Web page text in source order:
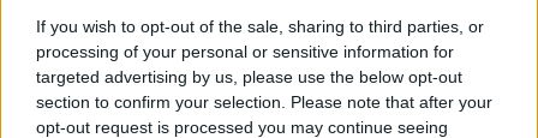
If you wish to opt-out of the sale, sharing to third parties, or
processing of your personal or sensitive information for
targeted advertising by us, please use the below opt-out
section to confirm your selection. Please note that after your
opt-out request is processed you may continue seeing
O&O ShutUp10++ significa que tienes control total sobre
qué funciones de confort bajo Windows 10/11 deseas usar,
y tú decides cuándo la transmisión de tus datos va
demasiado lejos. Usando una interfaz muy sencilla,